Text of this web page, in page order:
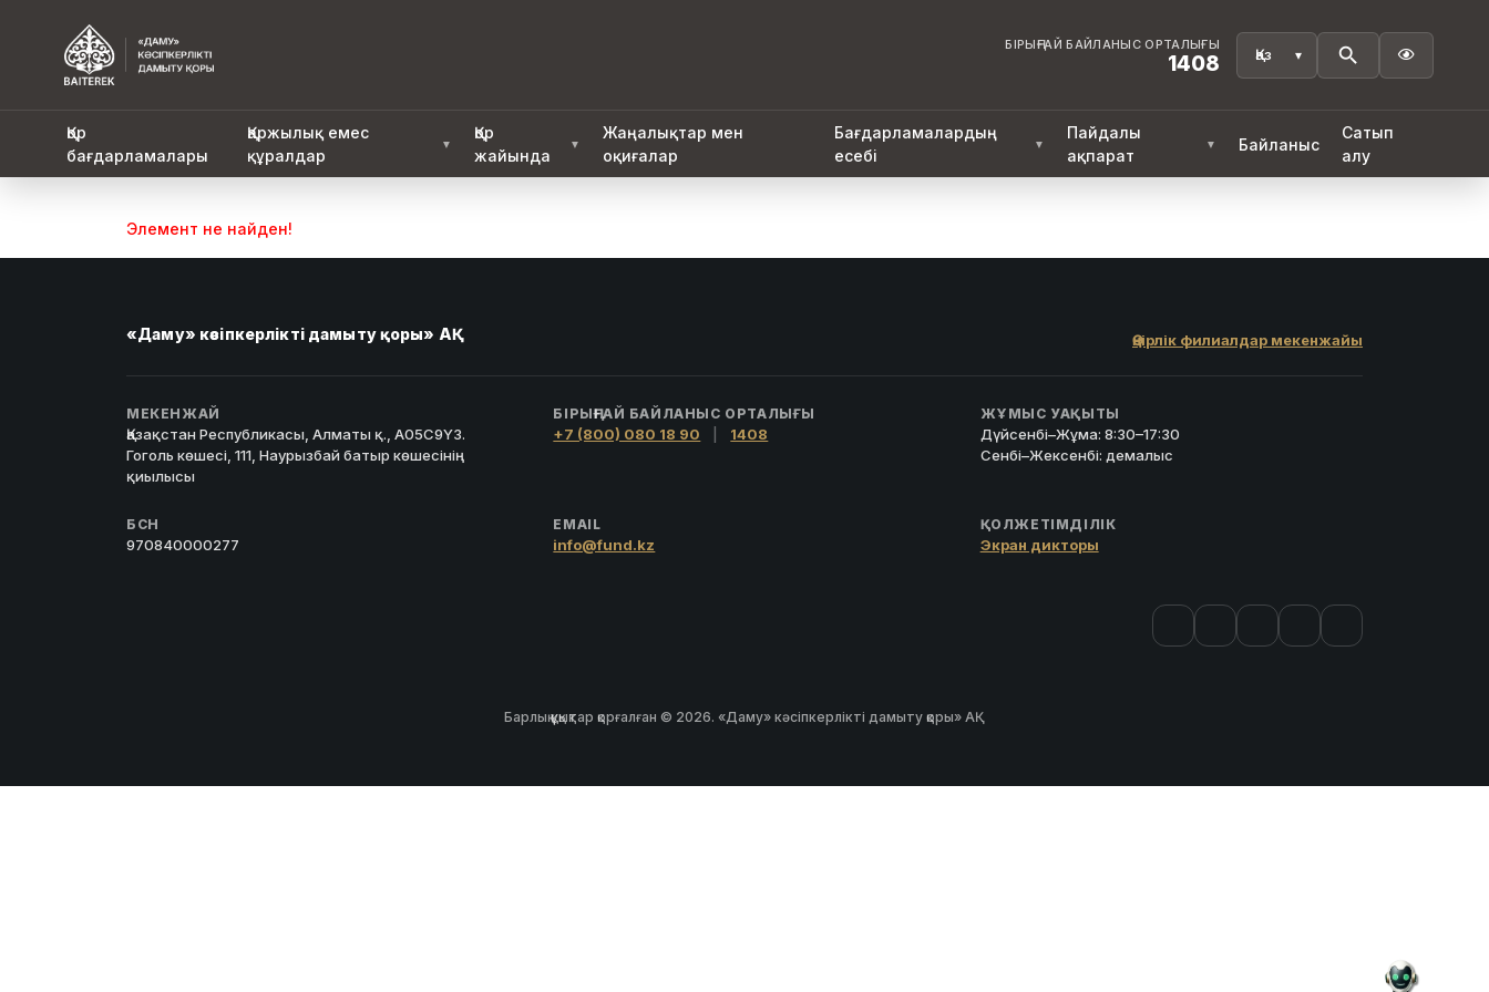
БІРЫҢҒАЙ БАЙЛАНЫС ОРТАЛЫҒЫ
1408 
Қор
бағдарламалары
Қаржылық емес
құралдар
▼
Қор
жайында
▼
Жаңалықтар мен
оқиғалар
Бағдарламалардың
есебі
▼
Пайдалы
ақпарат
▼ Байланыс
Сатып
алу
Элемент не найден!
«Даму» кәсіпкерлікті дамыту қоры» АҚ Өңірлік филиалдар мекенжайы
МЕКЕНЖАЙ
Қазақстан Республикасы, Алматы қ., A05C9Y3.
Гоголь көшесі, 111, Наурызбай батыр көшесінің
қиылысы
БІРЫҢҒАЙ БАЙЛАНЫС ОРТАЛЫҒЫ
+7 (800) 080 18 90 1408
ЖҰМЫС УАҚЫТЫ
Дүйсенбі–Жұма: 8:30–17:30
Сенбі–Жексенбі: демалыс
БСН
970840000277
EMAIL
info@fund.kz
ҚОЛЖЕТІМДІЛІК
Экран дикторы
Барлық құқықтар қорғалған © 2026. «Даму» кәсіпкерлікті дамыту қоры» АҚ